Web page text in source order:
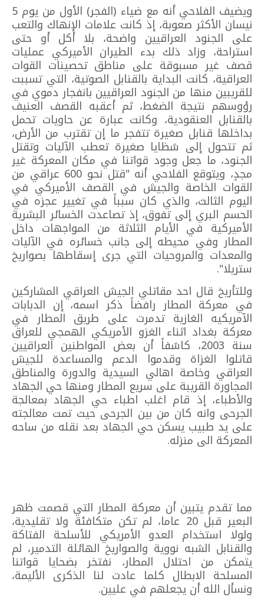
ويضيف الفلاحي أنه مع ضياء (الفجر) الأول من يوم 5
نيسان الأكثر صعوبة، إذ كانت علامات الإنهاك والتعب
على الجنود العراقيين واضحة، بلا أكل أو حتى
استراحة، وزاد ذلك بدء الطيران الأميركي عمليات
قصف غير مسبوقة على مناطق تحصينات القوات
العراقية، كانت البداية بالقنابل الصوتية، التي تسببت
للقريبين منها من الجنود العراقيين بانفجار دموي في
رؤوسهم نتيجة الضغط، ثم أعقبه القصف العنيف
بالقنابل العنقودية، وكانت عبارة عن حاويات تحمل
بداخلها قنابل صغيرة تتفجر ما إن تقترب من الأرض،
ثم تتحول إلى شظايا صغيرة تعطب الآليات وتقتل
الجنود، ما جعل وجود قواتنا في مكان المعركة غير
مجدٍ، ويتوقع الفلاحي أنه "قتل نحو 600 عراقي من
القوات الخاصة والجيش في القصف الأميركي في
اليوم الثالث، والذي كان سبباً في تغيير عجزه في
الحسم البري إلى تفوق، إذ تصاعدت الخسائر البشرية
الأميركية في الأيام الثلاثة من المواجهات داخل
المطار وفي محيطه إلى جانب خسائره في الآليات
والمعدات والمروحيات التي جرى إسقاطها بصواريخ
ستريلا".
وللتأريخ قال احد مقاتلي الجيش العراقي المشاركين
في معركة المطار رافضاً ذكر اسمه، إن الدبابات
الآمريكيه الغازية تدمرت على طريق المطار في
معركة بغداد اثناء الغزو الأمريكي الهمجي للعراق
سنة 2003، كاشفاً أن بعض المواطنين العراقيين
قاتلوا الغزاة وقدموا الدعم والمساعدة للجيش
العراقي وخاصة اهالي السيدية والدورة والمناطق
المجاورة القريبة على سريع المطار ومنها حي الجهاد
والأطباء، إذ قام اغلب اطباء حي الجهاد بمعالجة
الجرحى وانه كان من بين الجرحى حيث تمت معالجته
على يد طبيب يسكن حي الجهاد بعد نقله من ساحه
المعركة الى منزله.
مما تقدم يتبين أن معركة المطار التي قصمت ظهر
البعير قبل 20 عاما، لم تكن متكافئة ولا تقليدية،
ولولا استخدام العدو الأمريكي للأسلحة الفتاكة
والقنابل الشبه نووية والصواريخ الهائلة التدمير، لم
يتمكن من احتلال المطار، نفتخر بضحايا قواتنا
المسلحة الابطال كلما عادت لنا الذكرى الأليمة،
ونسأل الله أن يجعلهم في عليين.